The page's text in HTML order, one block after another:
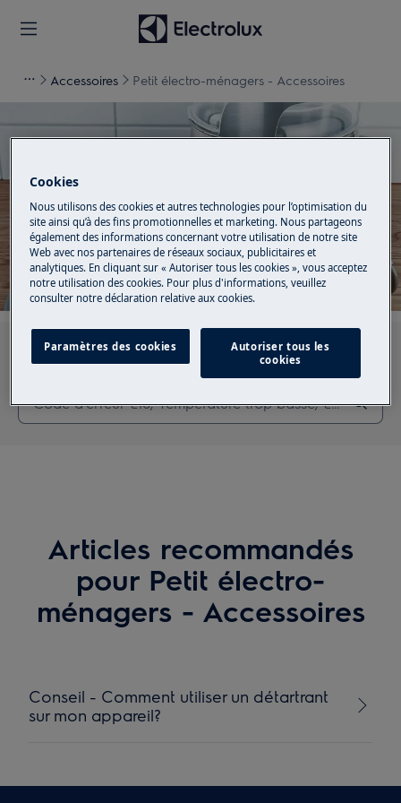
Accessoires Petit électro-ménagers - Accessoires
Soutien pour Petit électro-
ménagers - Accessoires
Recherchez parmi nos articles d'assistance
Articles recommandés
pour Petit électro-
ménagers - Accessoires
Conseil - Comment utiliser un détartrant
sur mon appareil?
Cookies
Nous utilisons des cookies et autres technologies pour l’optimisation du
site ainsi qu’à des fins promotionnelles et marketing. Nous partageons
également des informations concernant votre utilisation de notre site
Web avec nos partenaires de réseaux sociaux, publicitaires et
analytiques. En cliquant sur « Autoriser tous les cookies », vous acceptez
notre utilisation des cookies. Pour plus d'informations, veuillez
consulter notre déclaration relative aux cookies.
Paramètres des cookies
Autoriser tous les
cookies